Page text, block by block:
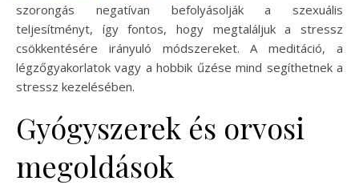
szorongás negatívan befolyásolják a szexuális
teljesítményt, így fontos, hogy megtaláljuk a stressz
csökkentésére irányuló módszereket. A meditáció, a
légzőgyakorlatok vagy a hobbik űzése mind segíthetnek a
stressz kezelésében.
Gyógyszerek és orvosi
megoldások